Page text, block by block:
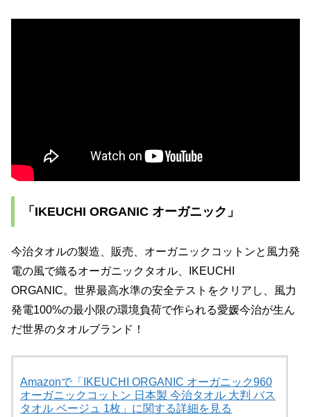
「IKEUCHI ORGANIC オーガニック」
今治タオルの製造、販売、オーガニックコットンと風力発
電の風で織るオーガニックタオル、IKEUCHI
ORGANIC。世界最高水準の安全テストをクリアし、風力
発電100%の最小限の環境負荷で作られる愛媛今治が生ん
だ世界のタオルブランド！
Amazonで「IKEUCHI ORGANIC オーガニック960
オーガニックコットン 日本製 今治タオル 大判 バス
タオル ベージュ 1枚」に関する詳細を見る